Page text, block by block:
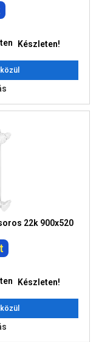
Készleten!
22k 900x520
Készleten!